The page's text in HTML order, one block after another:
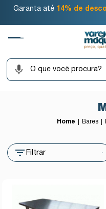
Garanta até 14% de
Home Bares
Filtrar